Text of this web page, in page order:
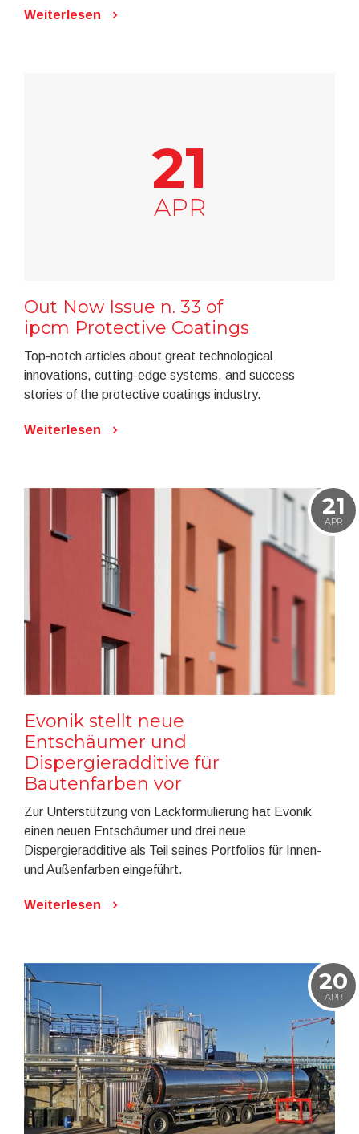
Weiterlesen
21
APR
Out Now Issue n. 33 of
ipcm Protective Coatings
Top-notch articles about great technological
innovations, cutting-edge systems, and success
stories of the protective coatings industry.
Weiterlesen
21
APR
Evonik stellt neue
Entschäumer und
Dispergieradditive für
Bautenfarben vor
Zur Unterstützung von Lackformulierung hat Evonik
einen neuen Entschäumer und drei neue
Dispergieradditive als Teil seines Portfolios für Innen-
und Außenfarben eingeführt.
Weiterlesen
20
APR